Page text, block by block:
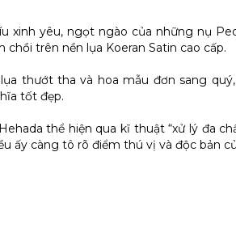
xinh yêu, ngọt ngào của những nụ
chồi trên nền lụa Koeran Satin cao cấp.
thướt tha và hoa mẫu đơn sang quý,
tốt đẹp.
thể hiện qua kĩ thuật “xử lý đa